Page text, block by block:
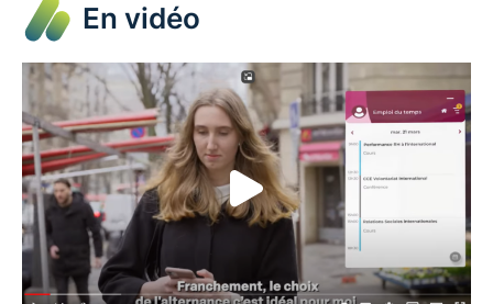
En vidéo